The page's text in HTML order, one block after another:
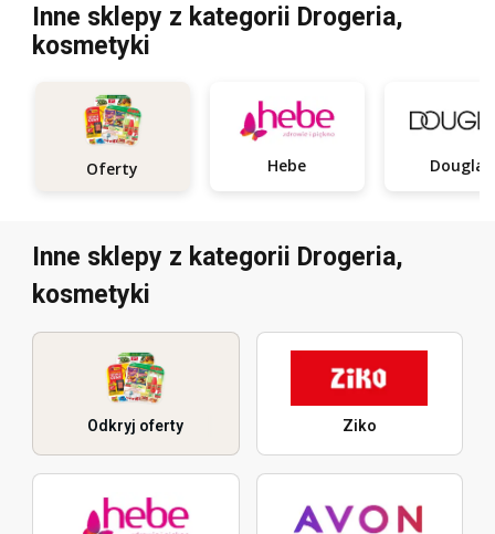
Inne sklepy z kategorii Drogeria,
kosmetyki
Oferty Hebe Douglas
Inne sklepy z kategorii Drogeria,
kosmetyki
Odkryj oferty Ziko